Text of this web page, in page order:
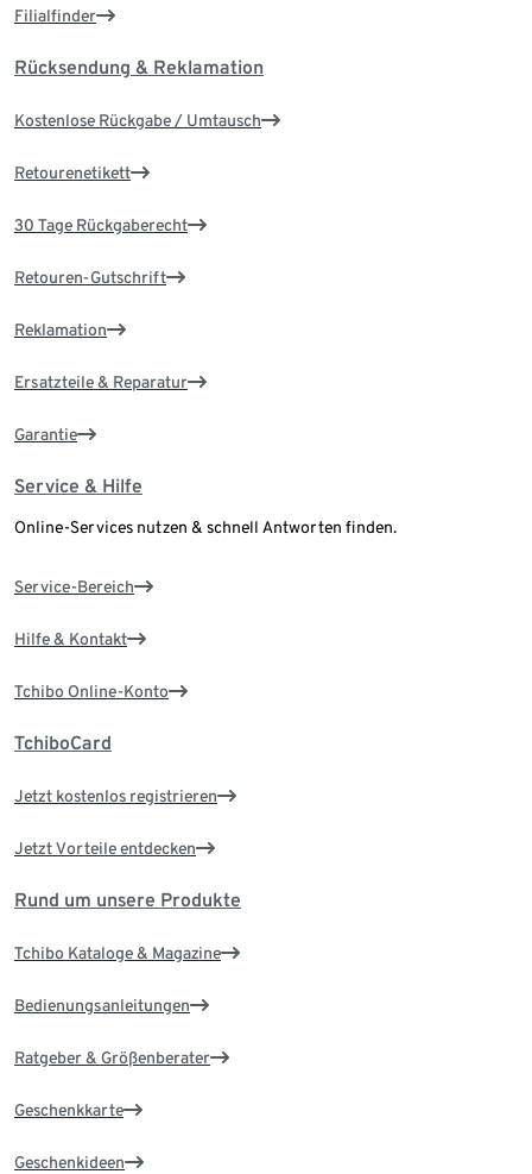
Filialfinder
Rücksendung & Reklamation
Kostenlose Rückgabe / Umtausch
Retourenetikett
30 Tage Rückgaberecht
Retouren-Gutschrift
Reklamation
Ersatzteile & Reparatur
Garantie
Service & Hilfe
Online-Services nutzen & schnell Antworten finden.
Service-Bereich
Hilfe & Kontakt
Tchibo Online-Konto
TchiboCard
Jetzt kostenlos registrieren
Jetzt Vorteile entdecken
Rund um unsere Produkte
Tchibo Kataloge & Magazine
Bedienungsanleitungen
Ratgeber & Größenberater
Geschenkkarte
Geschenkideen